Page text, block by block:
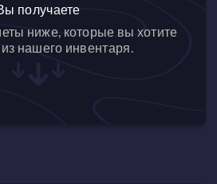
получаете
ниже, которые вы хотите
нашего инвентаря.